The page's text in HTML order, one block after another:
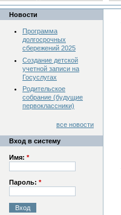
Новости
Программа
долгосрочных
сбережений 2025
Создание детской
учетной записи на
Госуслугах
Родительское
собрание (будущие
первоклассники)
все новости
Вход в систему
Имя: *
Пароль: *